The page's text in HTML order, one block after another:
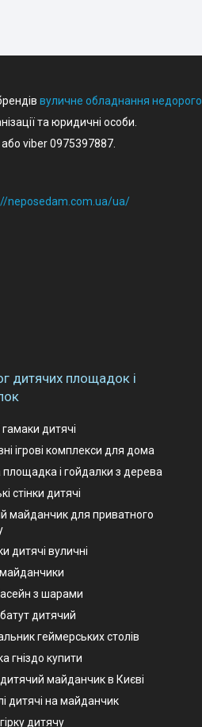
вуличне обладнання недорого
та юридичні особи.
viber 0975397887.
neposedam.com.ua/ua/
дитячих площадок і
гамаки дитячі
ігрові комплекси для дома
і гойдалки з дерева
стінки дитячі
майданчик для приватного
дитячі вуличні
з шарами
дитячий
геймерських столів
гніздо купити
майданчик в Києві
дитячі на майданчик
дитячу